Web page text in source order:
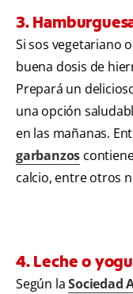
3.
Si sos vegetariano
buena dosis de
Prepará un
una opción
en las mañanas.
garbanzos
calcio, entre otros
4. Leche o
Según laSociedad